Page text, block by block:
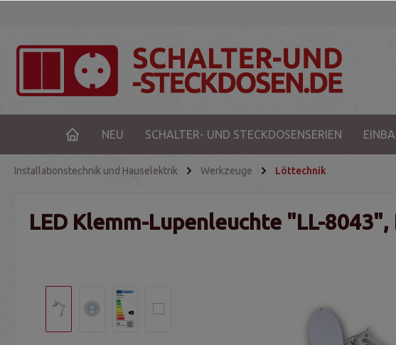
NEU SCHALTER- UND STECKDOSENSERIEN
Installationstechnik und Hauselektrik Werkzeuge Löttechnik
LED Klemm-Lupenleuchte "LL-